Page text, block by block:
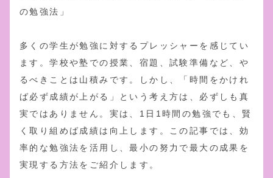
の勉強法」
多くの学生が勉強に対するプレッシャーを感じてい
ます。学校や塾での授業、宿題、試験準備など、や
るべきことは山積みです。しかし、「時間をかけれ
ば必ず成績が上がる」という考え方は、必ずしも真
実ではありません。実は、1日1時間の勉強でも、賢
く取り組めば成績は向上します。この記事では、効
率的な勉強法を活用し、最小の努力で最大の成果を
実現する方法をご紹介します。